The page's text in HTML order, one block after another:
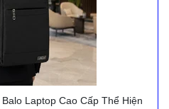
Laptop Cao Cấp Thể Hiện